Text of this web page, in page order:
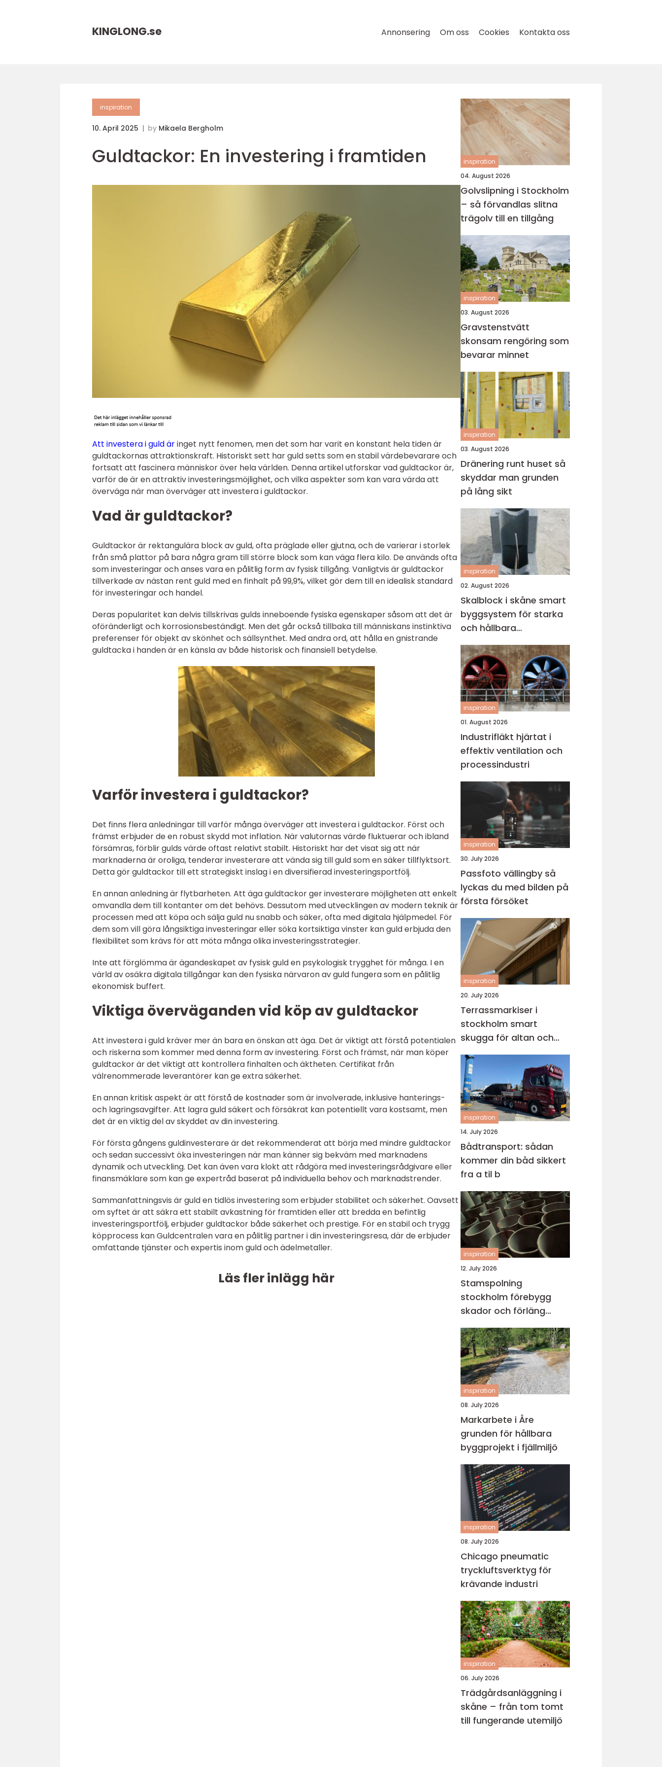
KINGLONG.se Annonsering Om oss Cookies Kontakta oss
inspiration
10. April 2025 by Mikaela Bergholm
Guldtackor: En investering i framtiden
Att investera i guld äringet nytt fenomen, men det som har varit en konstant hela tiden är
guldtackornas attraktionskraft. Historiskt sett har guld setts som en stabil värdebevarare och
fortsatt att fascinera människor över hela världen. Denna artikel utforskar vad guldtackor är,
varför de är en attraktiv investeringsmöjlighet, och vilka aspekter som kan vara värda att
överväga när man överväger att investera i guldtackor.
Vad är guldtackor?
Guldtackor är rektangulära block av guld, ofta präglade eller gjutna, och de varierar i storlek
från små plattor på bara några gram till större block som kan väga flera kilo. De används ofta
som investeringar och anses vara en pålitlig form av fysisk tillgång. Vanligtvis är guldtackor
tillverkade av nästan rent guld med en finhalt på 99,9%, vilket gör dem till en idealisk standard
för investeringar och handel.
Deras popularitet kan delvis tillskrivas gulds inneboende fysiska egenskaper såsom att det är
oföränderligt och korrosionsbeständigt. Men det går också tillbaka till människans instinktiva
preferenser för objekt av skönhet och sällsynthet. Med andra ord, att hålla en gnistrande
guldtacka i handen är en känsla av både historisk och finansiell betydelse.
Varför investera i guldtackor?
Det finns flera anledningar till varför många överväger att investera i guldtackor. Först och
främst erbjuder de en robust skydd mot inflation. När valutornas värde fluktuerar och ibland
försämras, förblir gulds värde oftast relativt stabilt. Historiskt har det visat sig att när
marknaderna är oroliga, tenderar investerare att vända sig till guld som en säker tillflyktsort.
Detta gör guldtackor till ett strategiskt inslag i en diversifierad investeringsportfölj.
En annan anledning är flytbarheten. Att äga guldtackor ger investerare möjligheten att enkelt
omvandla dem till kontanter om det behövs. Dessutom med utvecklingen av modern teknik är
processen med att köpa och sälja guld nu snabb och säker, ofta med digitala hjälpmedel. För
dem som vill göra långsiktiga investeringar eller söka kortsiktiga vinster kan guld erbjuda den
flexibilitet som krävs för att möta många olika investeringsstrategier.
Inte att förglömma är ägandeskapet av fysisk guld en psykologisk trygghet för många. I en
värld av osäkra digitala tillgångar kan den fysiska närvaron av guld fungera som en pålitlig
ekonomisk buffert.
Viktiga överväganden vid köp av guldtackor
Att investera i guld kräver mer än bara en önskan att äga. Det är viktigt att förstå potentialen
och riskerna som kommer med denna form av investering. Först och främst, när man köper
guldtackor är det viktigt att kontrollera finhalten och äktheten. Certifikat från
välrenommerade leverantörer kan ge extra säkerhet.
En annan kritisk aspekt är att förstå de kostnader som är involverade, inklusive hanterings-
och lagringsavgifter. Att lagra guld säkert och försäkrat kan potentiellt vara kostsamt, men
det är en viktig del av skyddet av din investering.
För första gångens guldinvesterare är det rekommenderat att börja med mindre guldtackor
och sedan successivt öka investeringen när man känner sig bekväm med marknadens
dynamik och utveckling. Det kan även vara klokt att rådgöra med investeringsrådgivare eller
finansmäklare som kan ge expertråd baserat på individuella behov och marknadstrender.
Sammanfattningsvis är guld en tidlös investering som erbjuder stabilitet och säkerhet. Oavsett
om syftet är att säkra ett stabilt avkastning för framtiden eller att bredda en befintlig
investeringsportfölj, erbjuder guldtackor både säkerhet och prestige. För en stabil och trygg
köpprocess kan Guldcentralen vara en pålitlig partner i din investeringsresa, där de erbjuder
omfattande tjänster och expertis inom guld och ädelmetaller.
Läs fler inlägg här
inspiration
04. August 2026
Golvslipning i Stockholm
– så förvandlas slitna
trägolv till en tillgång
inspiration
03. August 2026
Gravstenstvätt
skonsam rengöring som
bevarar minnet
inspiration
03. August 2026
Dränering runt huset så
skyddar man grunden
på lång sikt
inspiration
02. August 2026
Skalblock i skåne smart
byggsystem för starka
och hållbara
konstruktioner
inspiration
01. August 2026
Industrifläkt hjärtat i
effektiv ventilation och
processindustri
inspiration
30. July 2026
Passfoto vällingby så
lyckas du med bilden på
första försöket
inspiration
20. July 2026
Terrassmarkiser i
stockholm smart
skugga för altan och
uteplats
inspiration
14. July 2026
Bådtransport: sådan
kommer din båd sikkert
fra a til b
inspiration
12. July 2026
Stamspolning
stockholm förebygg
skador och förläng
rörens livslängd
inspiration
08. July 2026
Markarbete i Åre
grunden för hållbara
byggprojekt i fjällmiljö
inspiration
08. July 2026
Chicago pneumatic
tryckluftsverktyg för
krävande industri
inspiration
06. July 2026
Trädgårdsanläggning i
skåne – från tom tomt
till fungerande utemiljö